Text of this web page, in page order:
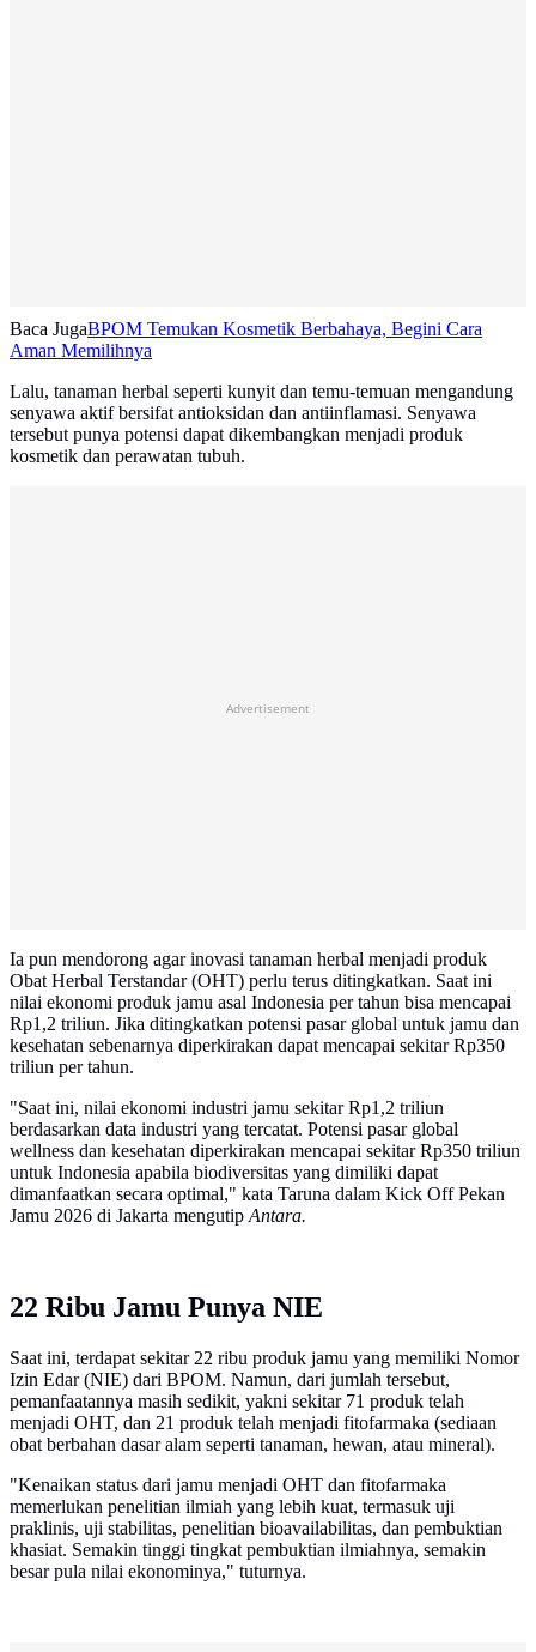
Baca JugaBPOM Temukan Kosmetik Berbahaya, Begini Cara
Aman Memilihnya
Lalu, tanaman herbal seperti kunyit dan temu-temuan mengandung
senyawa aktif bersifat antioksidan dan antiinflamasi. Senyawa
tersebut punya potensi dapat dikembangkan menjadi produk
kosmetik dan perawatan tubuh.
Advertisement
Ia pun mendorong agar inovasi tanaman herbal menjadi produk
Obat Herbal Terstandar (OHT) perlu terus ditingkatkan. Saat ini
nilai ekonomi produk jamu asal Indonesia per tahun bisa mencapai
Rp1,2 triliun. Jika ditingkatkan potensi pasar global untuk jamu dan
kesehatan sebenarnya diperkirakan dapat mencapai sekitar Rp350
triliun per tahun.
"Saat ini, nilai ekonomi industri jamu sekitar Rp1,2 triliun
berdasarkan data industri yang tercatat. Potensi pasar global
wellness dan kesehatan diperkirakan mencapai sekitar Rp350 triliun
untuk Indonesia apabila biodiversitas yang dimiliki dapat
dimanfaatkan secara optimal," kata Taruna dalam Kick Off Pekan
Jamu 2026 di Jakarta mengutipAntara.
22 Ribu Jamu Punya NIE
Saat ini, terdapat sekitar 22 ribu produk jamu yang memiliki Nomor
Izin Edar (NIE) dari BPOM. Namun, dari jumlah tersebut,
pemanfaatannya masih sedikit, yakni sekitar 71 produk telah
menjadi OHT, dan 21 produk telah menjadi fitofarmaka (sediaan
obat berbahan dasar alam seperti tanaman, hewan, atau mineral).
"Kenaikan status dari jamu menjadi OHT dan fitofarmaka
memerlukan penelitian ilmiah yang lebih kuat, termasuk uji
praklinis, uji stabilitas, penelitian bioavailabilitas, dan pembuktian
khasiat. Semakin tinggi tingkat pembuktian ilmiahnya, semakin
besar pula nilai ekonominya," tuturnya.